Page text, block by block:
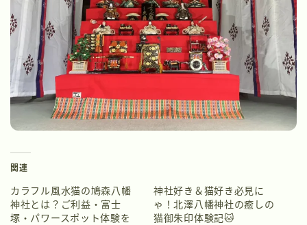
関連
カラフル風水猫の鳩森八幡
神社とは？ご利益・富士
塚・パワースポット体験を
神社好き＆猫好き必見に
ゃ！北澤八幡神社の癒しの
猫御朱印体験記🐱